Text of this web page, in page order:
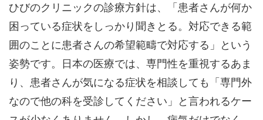
ひびのクリニックの診療方針は、「患者さんが何か
困っている症状をしっかり聞きとる。対応できる範
囲のことに患者さんの希望範疇で対応する」という
姿勢です。日本の医療では、専門性を重視するあま
り、患者さんが気になる症状を相談しても「専門外
なので他の科を受診してください」と言われるケー